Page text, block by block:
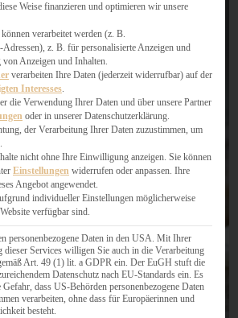
Weise finanzieren und optimieren wir unsere
verarbeitet werden (z. B.
z. B. für personalisierte Anzeigen und
Anzeigen und Inhalten.
verarbeiten Ihre Daten (jederzeit widerrufbar) auf der
Interesses.
die Verwendung Ihrer Daten und über unsere Partner
oder in unserer Datenschutzerklärung.
der Verarbeitung Ihrer Daten zuzustimmen, um
nicht ohne Ihre Einwilligung anzeigen. Sie können
Einstellungen widerrufen oder anpassen. Ihre
Angebot angewendet.
individueller Einstellungen möglicherweise
verfügbar sind.
personenbezogene Daten in den USA. Mit Ihrer
Services willigen Sie auch in die Verarbeitung
Art. 49 (1) lit. a GDPR ein. Der EuGH stuft die
Datenschutz nach EU-Standards ein. Es
dass US-Behörden personenbezogene Daten
verarbeiten, ohne dass für Europäerinnen und
besteht.